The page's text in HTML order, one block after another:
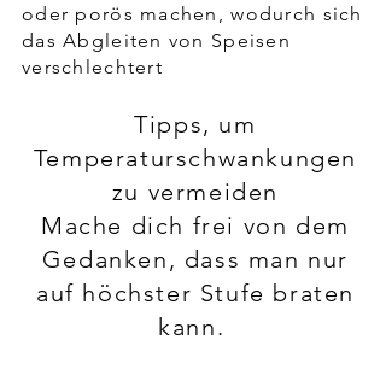
oder porös machen, wodurch sich
das Abgleiten von Speisen
verschlechtert
Tipps, um
Temperaturschwankungen
zu vermeiden
Mache dich frei von dem
Gedanken, dass man nur
auf höchster Stufe braten
kann.